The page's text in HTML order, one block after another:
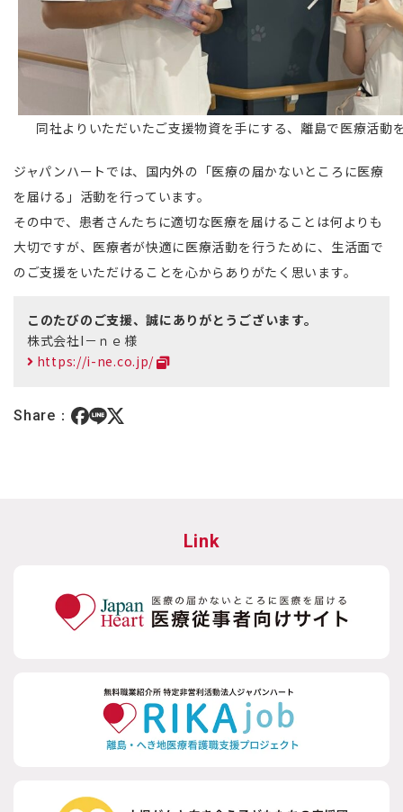
同社よりいただいたご支援物資を手にする、離島で医療活動
ジャパンハートでは、国内外の「医療の届かないところに医療
を届ける」活動を行っています。
その中で、患者さんたちに適切な医療を届けることは何よりも
大切ですが、医療者が快適に医療活動を行うために、生活面で
のご支援をいただけることを心からありがたく思います。
このたびのご支援、誠にありがとうございます。
株式会社I－ｎｅ様
https://i-ne.co.jp/
Share：
Link